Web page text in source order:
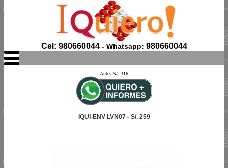
Cel: 980660044- Whatsapp: 980660044
Antes S/. 316
IQUI-ENV LVN07 - S/. 259